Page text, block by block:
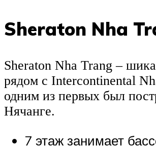
Sheraton Nha
Sheraton Nha Trang –
рядом с Intercontinental
одним из первых был
Нячанге.
7 этаж занимает